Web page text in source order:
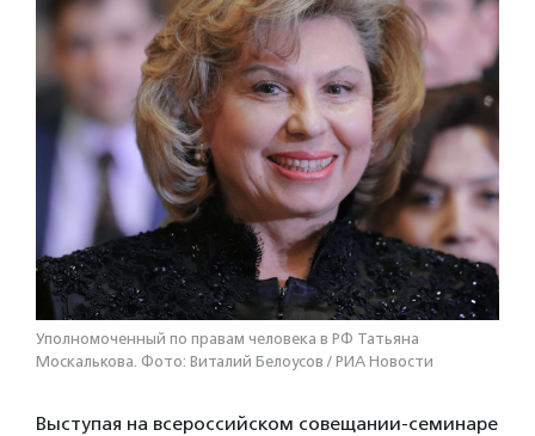
Уполномоченный по правам человека в РФ Татьяна
Москалькова. Фото: Виталий Белоусов / РИА Новости
Выступая на всероссийском совещании-семинаре